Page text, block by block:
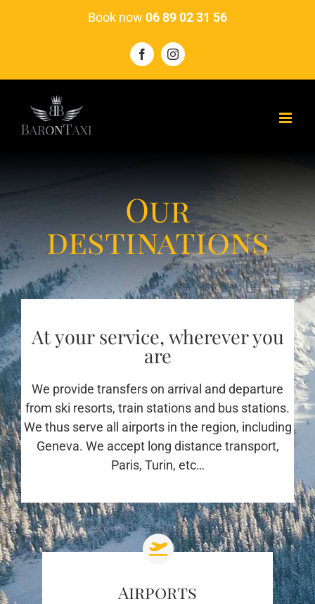
Book now 06 89 02 31 56
FacebookInstagram
Our
destinations
At your service, wherever you
are
We provide transfers on arrival and departure
from ski resorts, train stations and bus stations.
We thus serve all airports in the region, including
Geneva. We accept long distance transport,
Paris, Turin, etc…
Airports